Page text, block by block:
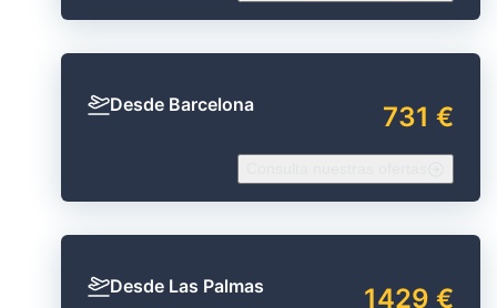
Desde Barcelona 731 €
Desde Las Palmas 1429 €